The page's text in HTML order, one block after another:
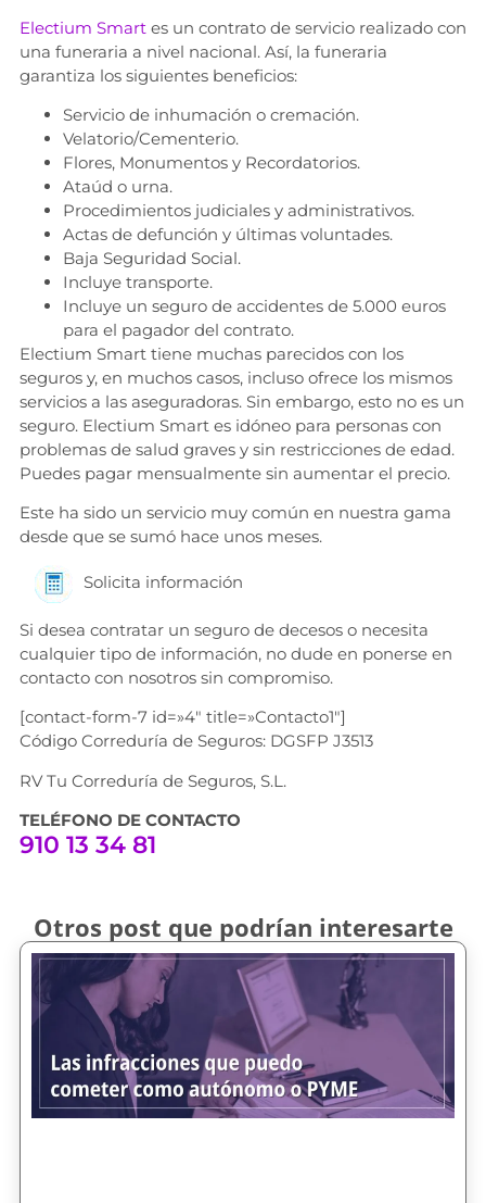
Electium Smartes un contrato de servicio realizado con
una funeraria a nivel nacional. Así, la funeraria
garantiza los siguientes beneficios:
Servicio de inhumación o cremación.
Velatorio/Cementerio.
Flores, Monumentos y Recordatorios.
Ataúd o urna.
Procedimientos judiciales y administrativos.
Actas de defunción y últimas voluntades.
Baja Seguridad Social.
Incluye transporte.
Incluye un seguro de accidentes de 5.000 euros
para el pagador del contrato.
Electium Smart tiene muchas parecidos con los
seguros y, en muchos casos, incluso ofrece los mismos
servicios a las aseguradoras. Sin embargo, esto no es un
seguro. Electium Smart es idóneo para personas con
problemas de salud graves y sin restricciones de edad.
Puedes pagar mensualmente sin aumentar el precio.
Este ha sido un servicio muy común en nuestra gama
desde que se sumó hace unos meses.
Solicita información
Si desea contratar un seguro de decesos o necesita
cualquier tipo de información, no dude en ponerse en
contacto con nosotros sin compromiso.
[contact-form-7 id=»4″ title=»Contacto1″]
Código Correduría de Seguros: DGSFP J3513
RV Tu Correduría de Seguros, S.L.
TELÉFONO DE CONTACTO
910 13 34 81
Otros post que podrían interesarte